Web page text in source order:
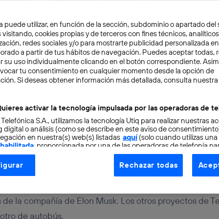
2 min
y un minibús: los
de Tesla
la compañía de Elon Musk. Los otros proyectos de
de autobús.
puede utilizar, en función de la sección, subdominio o apartado del
visitando, cookies propias y de terceros con fines técnicos,
redes sociales y/o para mostrarte publicidad personalizada
a partir de tus hábitos de navegación. Puedes aceptar todas,
su uso individualmente clicando en el botón correspondiente.
tu consentimiento en cualquier momento desde la opción de
Si deseas obtener información más detallada, consulta nuestra
activar la tecnología impulsada por las operadoras de
S.A., utilizamos la tecnología Utiq para realizar nuestras
digital o análisis (como se describe en este aviso de
en nuestra(s) web(s) listadas aquí(solo cuando utilizas una
, proporcionada por una de las operadoras de telefonía
consentimiento en cada página web).
Utiq está diseñada con la privacidad como prioridad
tu dirección IP y otra información de la cuenta de cliente de
a la conexión que utilizas (p. ej., número de teléfono móvil).
Rechazar todas